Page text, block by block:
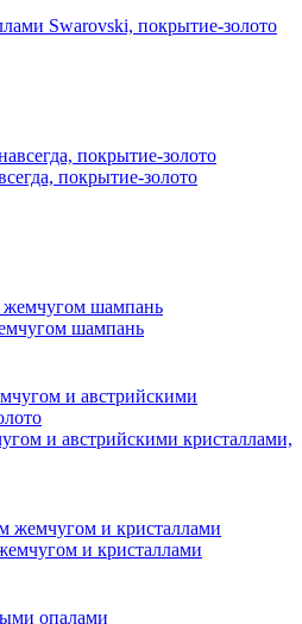
Swarovski, покрытие-золото
покрытие-золото
шампань
и австрийскими кристаллами,
и кристаллами